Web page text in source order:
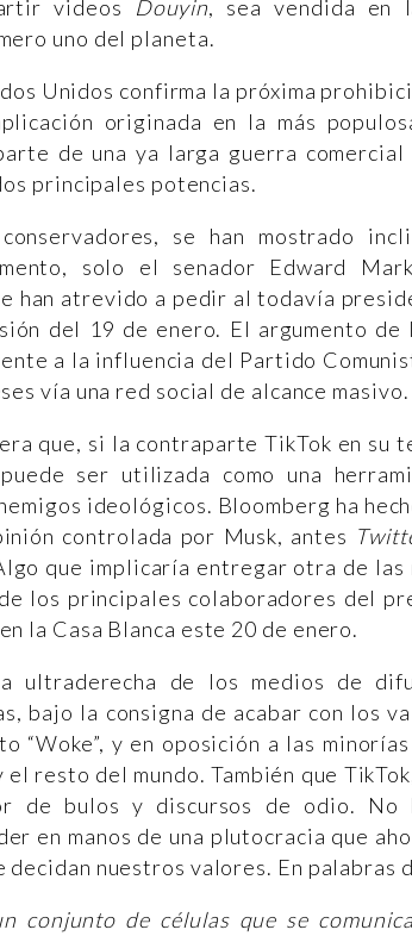
videos
Douyin, sea vendida en
uno del planeta.
Unidos confirma la próxima
originada en la más
de una ya larga guerra
principales potencias.
se han mostrado
solo el senador Edward
han atrevido a pedir al todavía
del 19 de enero. El argumento de
a la influencia del Partido
vía una red social de alcance masivo.
que, si la contraparte TikTok en su
ser utilizada como una
ideológicos. Bloomberg ha
controlada por Musk, antes
que implicaría entregar otra de las
los principales colaboradores del
la Casa Blanca este 20 de enero.
ultraderecha de los medios de
bajo la consigna de acabar con los
“Woke”, y en oposición a las
resto del mundo. También que
de bulos y discursos de odio. No
en manos de una plutocracia que
nuestros valores. En palabras
conjunto de células que se